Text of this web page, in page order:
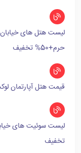
لیست هتل های
حرم+50% تخفیف
قیمت هتل آپارتمان
تخفیف